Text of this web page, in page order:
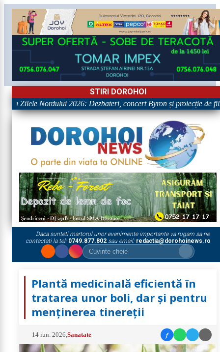
STIRI DOROHOI
la Zilele Nordului 2026: Dezbateri, concert Byron și proiecție de film
Daca sunteti martorul unor evenimente importante va rugam sa ne
contactati la tel: 0749.877.802sau email: redactia@dorohoinews.ro
Plantă medicinală eficientă în
tratarea unor boli, dar și pentru
menținerea tinereții
14 iun. 2026 ,Sanatate f